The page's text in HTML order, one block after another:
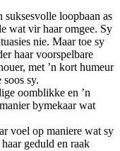
loopbaan as
wat vir haar omgee. Sy
nie. Maar toe sy
haar voorspelbare
met ’n kort humeur
sy.
oomblikke en ’n
bymekaar wat
voel op maniere wat sy
geduld en raak